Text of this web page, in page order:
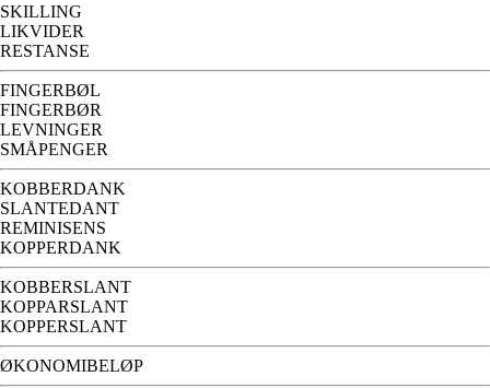
SKILLING
LIKVIDER
RESTANSE
FINGERBØL
FINGERBØR
LEVNINGER
SMÅPENGER
KOBBERDANK
SLANTEDANT
REMINISENS
KOPPERDANK
KOBBERSLANT
KOPPARSLANT
KOPPERSLANT
ØKONOMIBELØP